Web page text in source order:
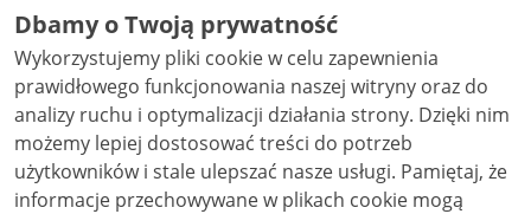
audio i wideo, są udostępniane na licencji typu
Creative Commons: uznanie autorstwa użycie
niekomercyjne - bez utworów zależnych 4.0 (CC BY-
NC-ND 4.0), o ile nie jest to stwierdzone inaczej.
Dbamy o Twoją prywatność
Wykorzystujemy pliki cookie w celu zapewnienia
prawidłowego funkcjonowania naszej witryny oraz do
analizy ruchu i optymalizacji działania strony. Dzięki nim
możemy lepiej dostosować treści do potrzeb
użytkowników i stale ulepszać nasze usługi. Pamiętaj, że
informacje przechowywane w plikach cookie mogą